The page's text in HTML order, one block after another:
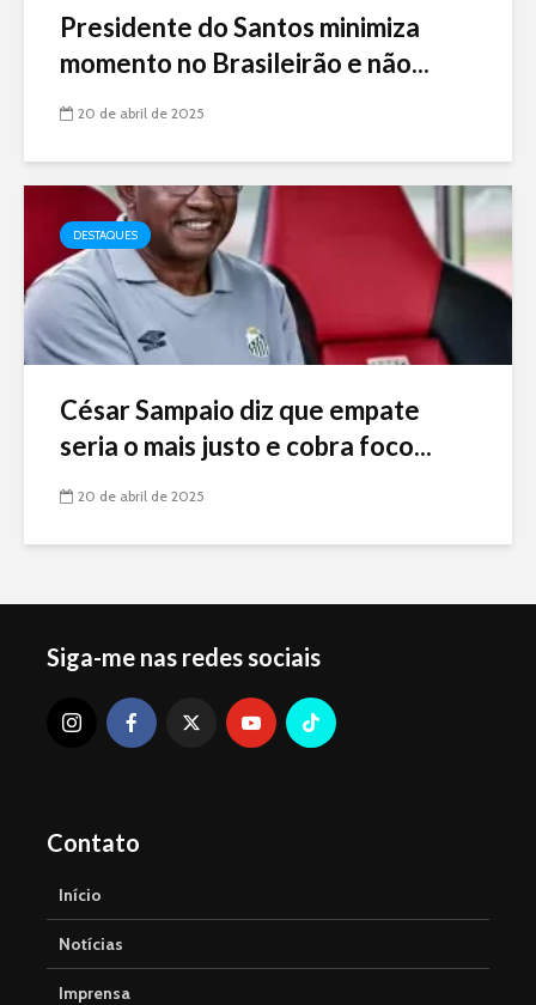
Presidente do Santos minimiza
momento no Brasileirão e não...
20 de abril de 2025
DESTAQUES
César Sampaio diz que empate
seria o mais justo e cobra foco...
20 de abril de 2025
Siga-me nas redes sociais
Contato
Início
Notícias
Imprensa